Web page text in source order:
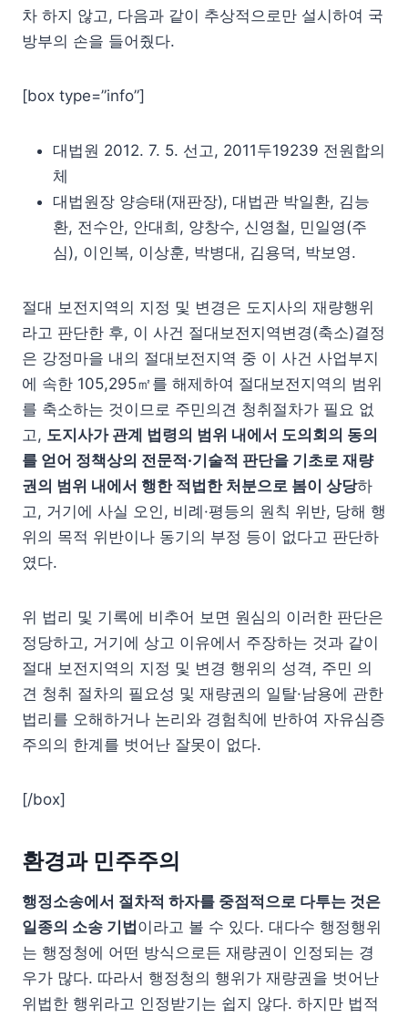
차 하지 않고, 다음과 같이 추상적으로만 설시하여 국
방부의 손을 들어줬다.
[box type=”info”]
대법원 2012. 7. 5. 선고, 2011두19239 전원합의
체
대법원장 양승태(재판장), 대법관 박일환, 김능
환, 전수안, 안대희, 양창수, 신영철, 민일영(주
심), 이인복, 이상훈, 박병대, 김용덕, 박보영.
절대 보전지역의 지정 및 변경은 도지사의 재량행위
라고 판단한 후, 이 사건 절대보전지역변경(축소)결정
은 강정마을 내의 절대보전지역 중 이 사건 사업부지
에 속한 105,295㎡를 해제하여 절대보전지역의 범위
를 축소하는 것이므로 주민의견 청취절차가 필요 없
고, 도지사가 관계 법령의 범위 내에서 도의회의 동의
를 얻어 정책상의 전문적·기술적 판단을 기초로 재량
권의 범위 내에서 행한 적법한 처분으로 봄이 상당하
고, 거기에 사실 오인, 비례·평등의 원칙 위반, 당해 행
위의 목적 위반이나 동기의 부정 등이 없다고 판단하
였다.
위 법리 및 기록에 비추어 보면 원심의 이러한 판단은
정당하고, 거기에 상고 이유에서 주장하는 것과 같이
절대 보전지역의 지정 및 변경 행위의 성격, 주민 의
견 청취 절차의 필요성 및 재량권의 일탈·남용에 관한
법리를 오해하거나 논리와 경험칙에 반하여 자유심증
주의의 한계를 벗어난 잘못이 없다.
[/box]
환경과 민주주의
행정소송에서 절차적 하자를 중점적으로 다투는 것은
일종의 소송 기법이라고 볼 수 있다. 대다수 행정행위
는 행정청에 어떤 방식으로든 재량권이 인정되는 경
우가 많다. 따라서 행정청의 행위가 재량권을 벗어난
위법한 행위라고 인정받기는 쉽지 않다. 하지만 법적